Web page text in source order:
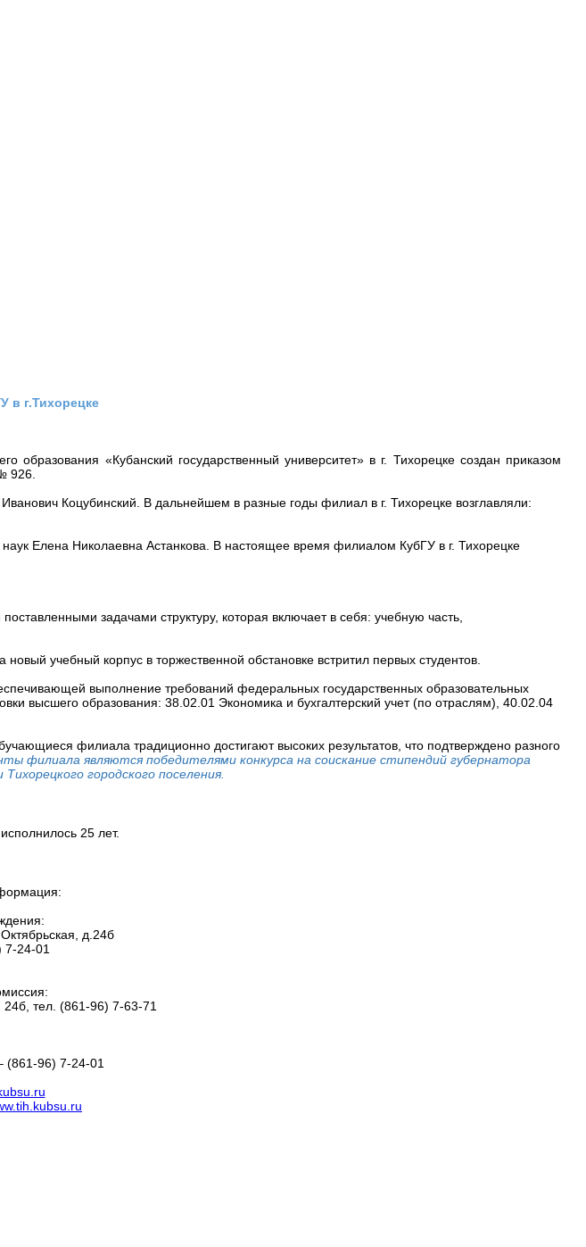
в г.Тихорецке
образования «Кубанский государственный университет» в г. Тихорецке создан приказом
926.
Коцубинский. В дальнейшем в разные годы филиал в г. Тихорецке возглавляли:
Елена Николаевна Астанкова. В настоящее время филиалом КубГУ в г. Тихорецке
задачами структуру, которая включает в себя: учебную часть,
учебный корпус в торжественной обстановке встритил первых студентов.
выполнение требований федеральных государственных образовательных
высшего образования: 38.02.01 Экономика и бухгалтерский учет (по отраслям), 40.02.04
филиала традиционно достигают высоких результатов, что подтверждено разного
филиала являются победителями конкурса на соискание стипендий губернатора
городского поселения.
25 лет.
д.24б
7-24-01
24б, тел. (861-96) 7-63-71
(861-96) 7-24-01